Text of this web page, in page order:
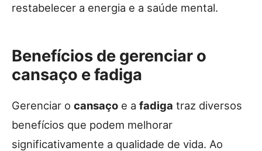
restabelecer a energia e a saúde mental.
Benefícios de gerenciar o
cansaço e fadiga
Gerenciar o cansaço e a fadiga traz diversos
benefícios que podem melhorar
significativamente a qualidade de vida. Ao